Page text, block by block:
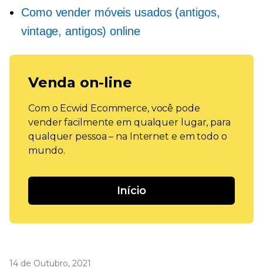
Como vender móveis usados ​​(antigos,
vintage, antigos) online
Venda on-line
Com o Ecwid Ecommerce, você pode
vender facilmente em qualquer lugar, para
qualquer pessoa – na Internet e em todo o
mundo.
Início
14 de Outubro, 2021